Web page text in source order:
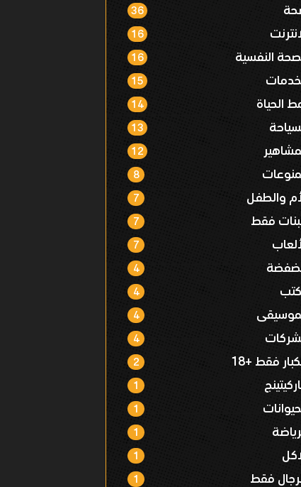
36
16
النفسية 16
15
الحياة 14
13
12
8
والطفل 7
فقط 7
7
4
4
4
4
فقط +18 2
1
1
1
1
فقط 1